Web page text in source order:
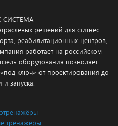
СИСТЕМА
решений для фитнес-
реабилитационных центров,
работает на российском
оборудования позволяет
ключ» от проектирования до
и запуска.
тренажёры